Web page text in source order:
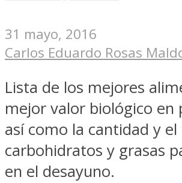
31 mayo, 2016
Carlos Eduardo Rosas
Lista de los mejores
mejor valor biológico en
así como la cantidad y
carbohidratos y grasas
en el desayuno.